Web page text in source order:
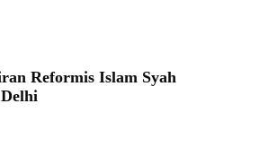
Reformis Islam Syah